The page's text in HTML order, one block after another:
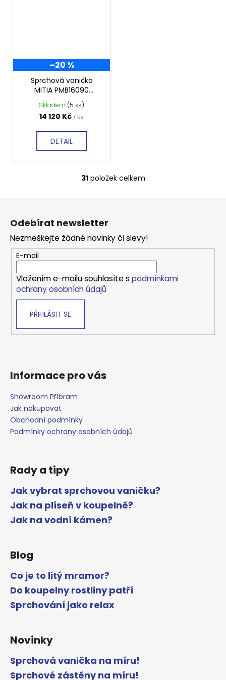
–20 %
Sprchová vanička
MITIA PMB16090
1600x900 mm, bílá
profilovaná
Skladem (5 ks)
14 120 Kč / ks
DETAIL
O
a
c
í
p
r
ý
p
31položek celkem
Z
Odebírat newsletter
Nezmeškejte žádné novinky či slevy!
E-mail
Vložením e-mailu souhlasíte s podmínkami
ochrany osobních údajů
PŘIHLÁSIT SE
Informace pro vás
Showroom Příbram
Jak nakupovat
Obchodní podmínky
Podmínky ochrany osobních údajů
Rady a tipy
Jak vybrat sprchovou vaničku?
Jak na plíseň v koupelně?
Jak na vodní kámen?
Blog
Co je to litý mramor?
Do koupelny rostliny patří
Sprchování jako relax
Novinky
Sprchová vanička na míru!
Sprchové zástěny na míru!